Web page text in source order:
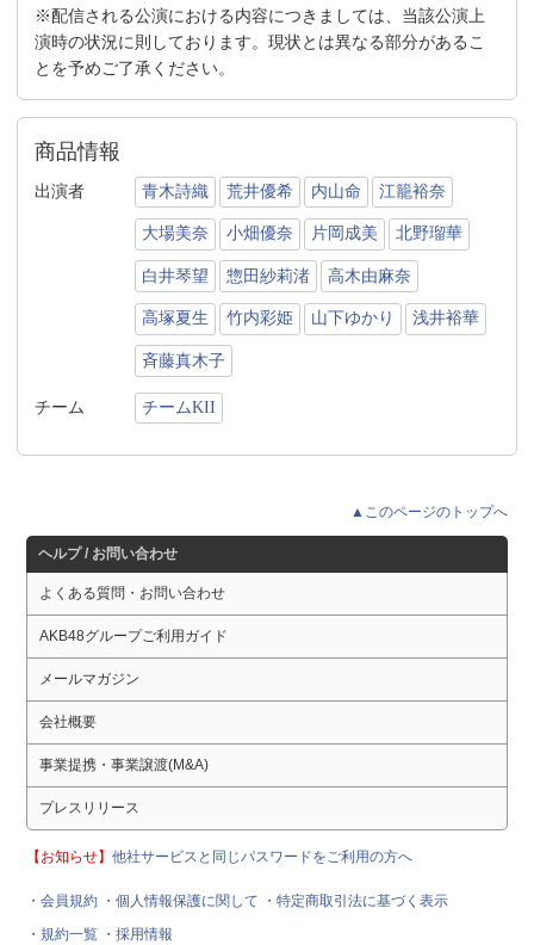
※配信される公演における内容につきましては、当該公演上
演時の状況に則しております。現状とは異なる部分があるこ
とを予めご了承ください。
商品情報
出演者 青木詩織 荒井優希 内山命 江籠裕奈
大場美奈 小畑優奈 片岡成美 北野瑠華
白井琴望 惣田紗莉渚 高木由麻奈
高塚夏生 竹内彩姫 山下ゆかり 浅井裕華
斉藤真木子
チーム チームKII
▲このページのトップへ
ヘルプ / お問い合わせ
よくある質問・お問い合わせ
AKB48グループご利用ガイド
メールマガジン
会社概要
事業提携・事業譲渡(M&A)
プレスリリース
【お知らせ】他社サービスと同じパスワードをご利用の方へ
・会員規約 ・個人情報保護に関して
・特定商取引法に基づく表示
・規約一覧 ・採用情報